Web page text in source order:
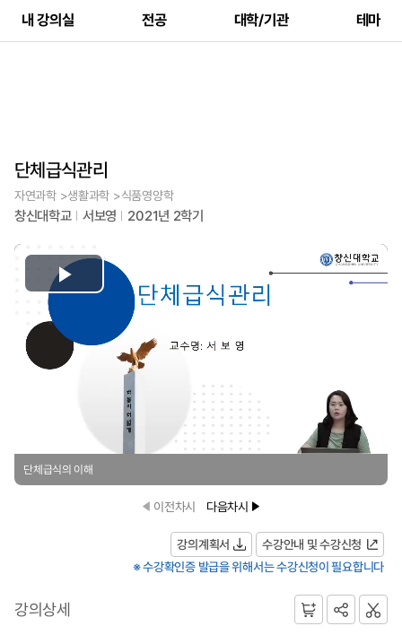
내 강의실 전공 대학/기관 테마
단체급식관리
자연과학 >생활과학 >식품영양학
창신대학교 서보영 2021년 2학기
Play
Video
단체급식의 이해
이전차시 다음차시
강의계획서
수강안내 및 수강신청
※ 수강확인증 발급을 위해서는 수강신청이 필요합니다
강의상세